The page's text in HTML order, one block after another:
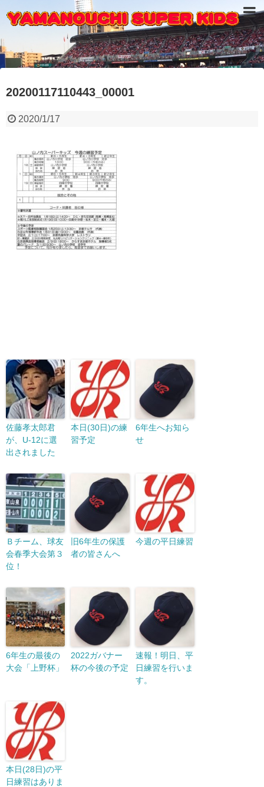
20200117110443_00001
2020/1/17
佐藤孝太郎君
が、U-12に選
出されました
本日(30日)の練
習予定
6年生へお知ら
せ
Ｂチーム、球友
会春季大会第３
位！
旧6年生の保護
者の皆さんへ
今週の平日練習
6年生の最後の
大会「上野杯」
2022ガバナー
杯の今後の予定
速報！明日、平
日練習を行いま
す。
本日(28日)の平
日練習はありま